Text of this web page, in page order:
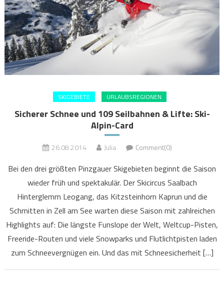
SKIGEBIETE URLAUBSREGIONEN
Sicherer Schnee und 109 Seilbahnen & Lifte: Ski-
Alpin-Card
26.08.2014 Julia Comment(0)
Bei den drei größten Pinzgauer Skigebieten beginnt die Saison
wieder früh und spektakulär. Der Skicircus Saalbach
Hinterglemm Leogang, das Kitzsteinhorn Kaprun und die
Schmitten in Zell am See warten diese Saison mit zahlreichen
Highlights auf: Die längste Funslope der Welt, Weltcup-Pisten,
Freeride-Routen und viele Snowparks und Flutlichtpisten laden
zum Schneevergnügen ein. Und das mit Schneesicherheit […]